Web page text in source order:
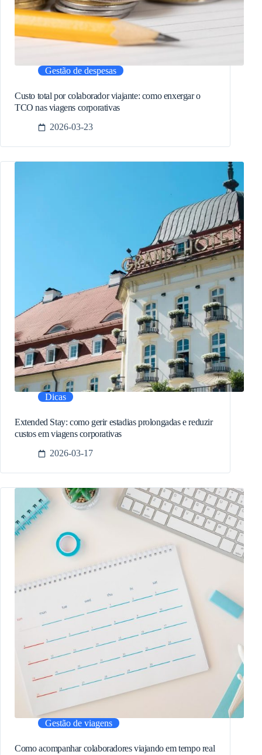
Gestão de despesas
Custo total por colaborador viajante: como enxergar o
TCO nas viagens corporativas
2026-03-23
Dicas
Extended Stay: como gerir estadias prolongadas e reduzir
custos em viagens corporativas
2026-03-17
Gestão de viagens
Como acompanhar colaboradores viajando em tempo real